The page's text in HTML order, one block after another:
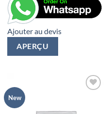
Ajouter au devis
APERÇU
New